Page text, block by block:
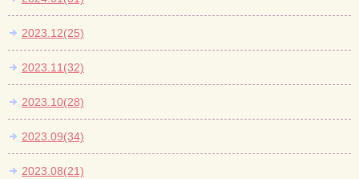
2023.12(25)
2023.11(32)
2023.10(28)
2023.09(34)
2023.08(21)